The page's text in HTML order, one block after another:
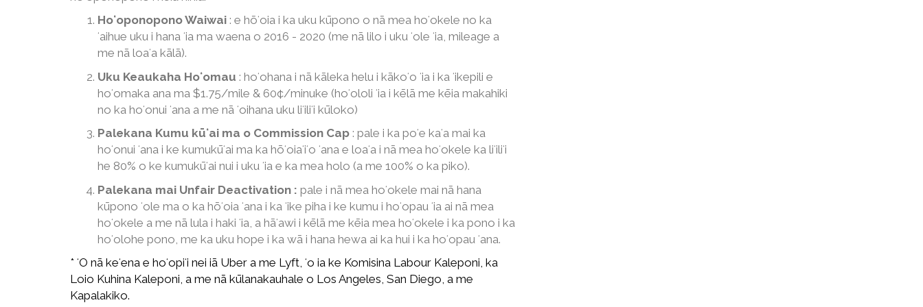
Hoʻoponopono Waiwai : e hōʻoia i ka uku kūpono o nā mea hoʻokele no ka
ʻaihue uku i hana ʻia ma waena o 2016 - 2020 (me nā lilo i uku ʻole ʻia, mileage a
me nā loaʻa kālā).
Uku Keaukaha Hoʻomau : hoʻohana i nā kāleka helu i kākoʻo ʻia i ka ʻikepili e
hoʻomaka ana ma $1.75/mile & 60¢/minuke (hoʻololi ʻia i kēlā me kēia makahiki
no ka hoʻonui ʻana a me nā ʻoihana uku liʻiliʻi kūloko)
Palekana Kumu kūʻai ma o Commission Cap : pale i ka poʻe kaʻa mai ka
hoʻonui ʻana i ke kumukūʻai ma ka hōʻoiaʻiʻo ʻana e loaʻa i nā mea hoʻokele ka liʻiliʻi
he 80% o ke kumukūʻai nui i uku ʻia e ka mea holo (a me 100% o ka piko).
Palekana mai Unfair Deactivation : pale i nā mea hoʻokele mai nā hana
kūpono ʻole ma o ka hōʻoia ʻana i ka ʻike piha i ke kumu i hoʻopau ʻia ai nā mea
hoʻokele a me nā lula i haki ʻia, a hāʻawi i kēlā me kēia mea hoʻokele i ka pono i ka
hoʻolohe pono, me ka uku hope i ka wā i hana hewa ai ka hui i ka hoʻopau ʻana.
* ʻO nā keʻena e hoʻopiʻi nei iā Uber a me Lyft, ʻo ia ke Komisina Labour Kaleponi, ka
Loio Kuhina Kaleponi, a me nā kūlanakauhale o Los Angeles, San Diego, a me
Kapalakiko.